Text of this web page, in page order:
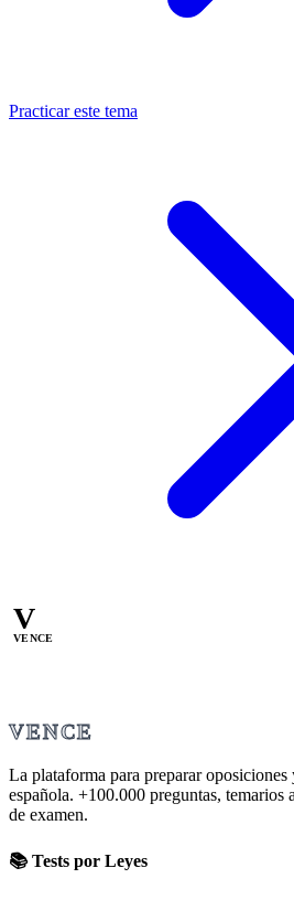
Practicar este tema
V
VENCE
VENCE
La plataforma para preparar
española. +100.000 preguntas, temarios
de examen.
📚 Tests por Leyes